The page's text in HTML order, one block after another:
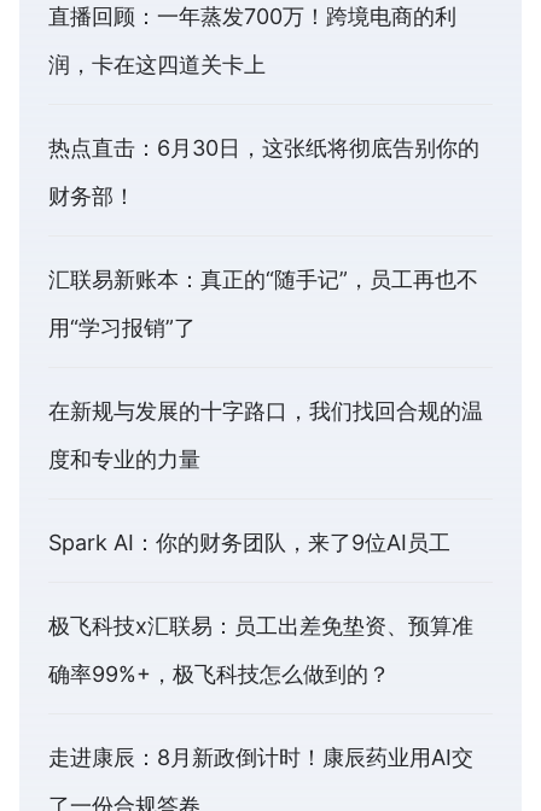
直播回顾：一年蒸发700万！跨境电商的利
润，卡在这四道关卡上
热点直击：6月30日，这张纸将彻底告别你的
财务部！
汇联易新账本：真正的“随手记”，员工再也不
用“学习报销”了
在新规与发展的十字路口，我们找回合规的温
度和专业的力量
Spark AI：你的财务团队，来了9位AI员工
极飞科技x汇联易：员工出差免垫资、预算准
确率99%+，极飞科技怎么做到的？
走进康辰：8月新政倒计时！康辰药业用AI交